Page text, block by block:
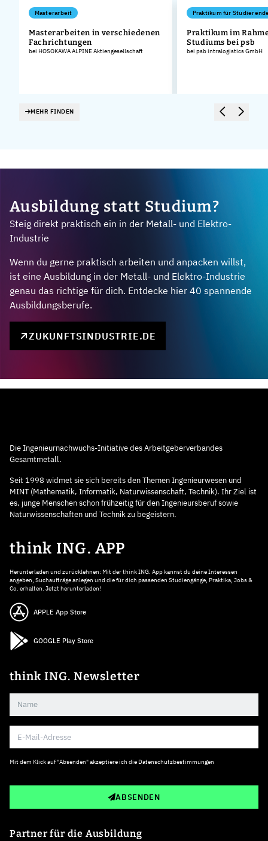
Masterarbeit
Masterarbeiten in verschiedenen
Fachrichtungen
bei HOSOKAWA ALPINE Aktiengesellschaft
Praktikum für
Praktikum im
Studiums bei psb
bei psb intralogistics GmbH
MEHR FINDEN
Ausbildung statt Studium?
Steig direkt praktisch ein in der Metall- und Elektro-
Industrie
Wenn du gerne praktisch arbeiten und anpacken willst,
ist eine Ausbildung in der Metall- und Elektro-Industrie
genau das richtige für dich. Entdecke hier 40 spannende
Ausbildungsberufe.
ZUKUNFTSINDUSTRIE.DE
Die Ingenieurnachwuchs-Initiative des Arbeitgeberverbandes
Gesamtmetall.
Seit 1998 widmet sie sich bereits den Themen Ingenieurwesen und
MINT (Mathematik, Informatik, Naturwissenschaft, Technik). Ihr Ziel ist
es, junge Menschen schon frühzeitig für den Ingenieursberuf sowie
Naturwissenschaften und Technik zu begeistern.
think ING. APP
Herunterladen und zurücklehnen: Mit der think ING. App kannst du deine Interessen
angeben, Suchaufträge anlegen und die für dich passenden Studiengänge, Praktika, Jobs &
Co. erhalten. Jetzt herunterladen!
APPLE App Store
GOOGLE Play Store
think ING. Newsletter
Mit dem Klick auf "Absenden" akzeptiere ich die Datenschutzbestimmungen
ABSENDEN
Partner für die Ausbildung